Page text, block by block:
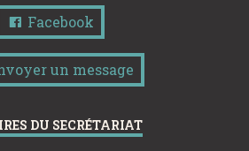
Facebook
un message
DU SECRÉTARIAT